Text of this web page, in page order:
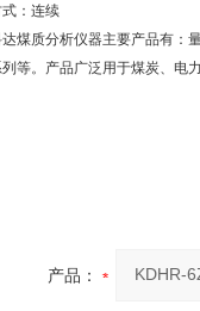
：连续
煤质分析仪器主要产品有：
等。产品广泛用于煤炭、电
产品：